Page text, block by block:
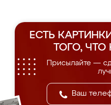
ЕСТЬ
ТОГО, ЧТО
Присылайте —